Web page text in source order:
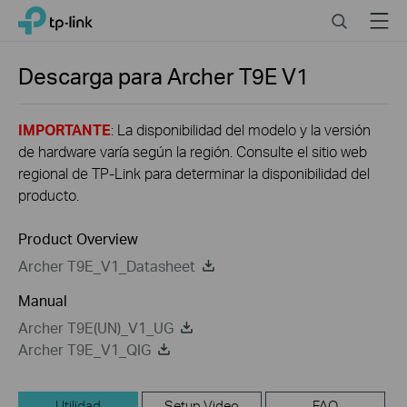
Click
navigation
TP-Link, Reliably Smart SearchMenu
Descarga paraArcher T9EV1
IMPORTANTE: La disponibilidad del modelo y la versión
de hardware varía según la región. Consulte el sitio web
regional de TP-Link para determinar la disponibilidad del
producto.
Product Overview
Archer T9E_V1_Datasheet
Manual
Archer T9E(UN)_V1_UG
Archer T9E_V1_QIG